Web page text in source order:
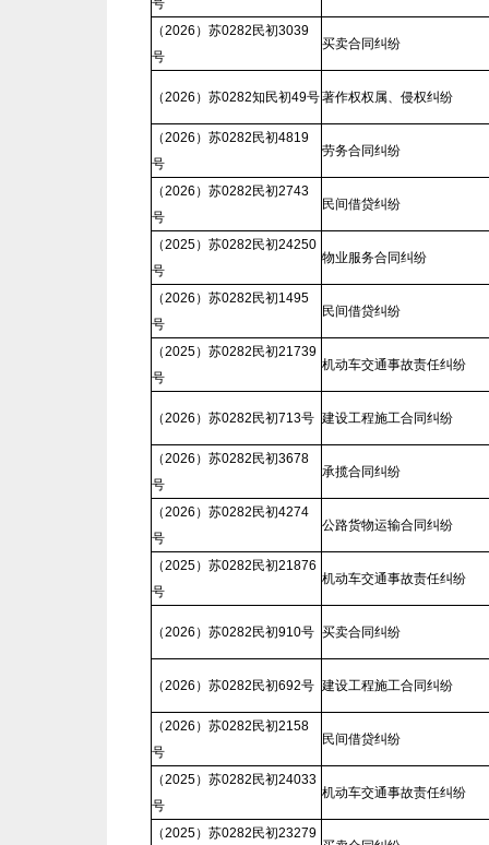
号
（2026）苏0282民初3039
号
买卖合同纠纷
（2026）苏0282知民初49号著作权权属、侵权纠纷
（2026）苏0282民初4819
号
劳务合同纠纷
（2026）苏0282民初2743
号
民间借贷纠纷
（2025）苏0282民初24250
号
物业服务合同纠纷
（2026）苏0282民初1495
号
民间借贷纠纷
（2025）苏0282民初21739
号
机动车交通事故责任纠纷
（2026）苏0282民初713号 建设工程施工合同纠纷
（2026）苏0282民初3678
号
承揽合同纠纷
（2026）苏0282民初4274
号
公路货物运输合同纠纷
（2025）苏0282民初21876
号
机动车交通事故责任纠纷
（2026）苏0282民初910号 买卖合同纠纷
（2026）苏0282民初692号 建设工程施工合同纠纷
（2026）苏0282民初2158
号
民间借贷纠纷
（2025）苏0282民初24033
号
机动车交通事故责任纠纷
（2025）苏0282民初23279